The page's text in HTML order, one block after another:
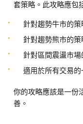
套策略。此攻略應包
針對趨勢牛市的
針對趨勢熊市的
針對區間震盪市場
適用於所有交易的
你的攻略應該是一份
善。